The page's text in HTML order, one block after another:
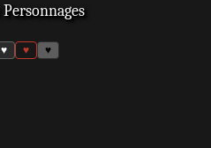
Personnages
♥ ♥ ♥